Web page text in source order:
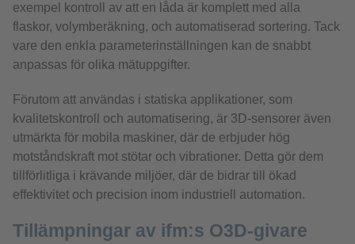
exempel kontroll av att en låda är komplett med alla
flaskor, volymberäkning, och automatiserad sortering. Tack
vare den enkla parameterinställningen kan de snabbt
anpassas för olika mätuppgifter.
Förutom att användas i statiska applikationer, som
kvalitetskontroll och automatisering, är 3D-sensorer även
utmärkta för mobila maskiner, där de erbjuder hög
motståndskraft mot stötar och vibrationer. Detta gör dem
tillförlitliga i krävande miljöer, där de bidrar till ökad
effektivitet och precision inom industriell automation.
Tillämpningar av ifm:s O3D-givare